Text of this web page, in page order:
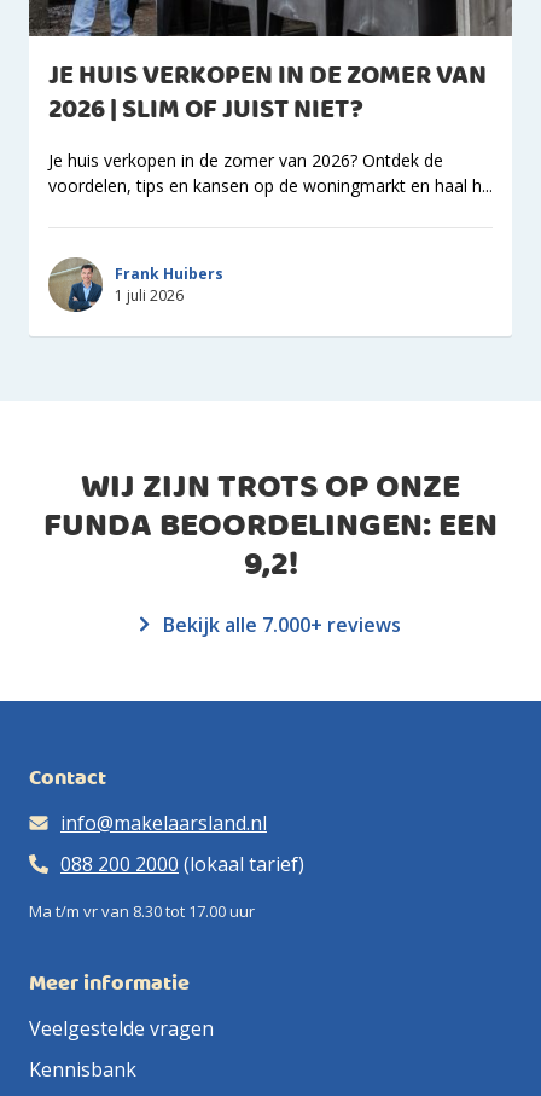
JE HUIS VERKOPEN IN DE ZOMER VAN
2026 | SLIM OF JUIST NIET?
Je huis verkopen in de zomer van 2026? Ontdek de
voordelen, tips en kansen op de woningmarkt en haal h...
Frank Huibers
1 juli 2026
WIJ ZIJN TROTS OP ONZE
FUNDA BEOORDELINGEN: EEN
9,2!
Bekijk alle 7.000+ reviews
Contact
info@makelaarsland.nl
088 200 2000 (lokaal tarief)
Ma t/m vr van 8.30 tot 17.00 uur
Meer informatie
Veelgestelde vragen
Kennisbank